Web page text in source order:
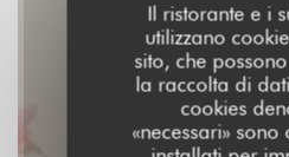
Il ristorante e i
utilizzano
sito, che
la raccolta di
cookies
«necessari»